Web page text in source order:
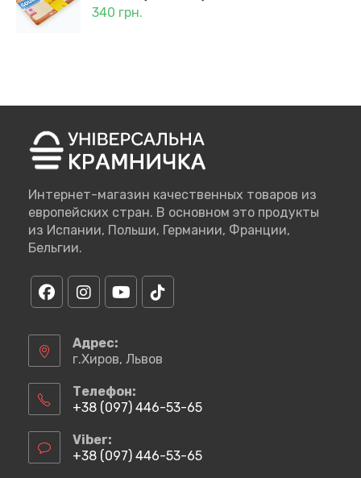
340 грн.
Интернет-магазин качественных товаров из
европейских стран. В основном это продукты
из Испании, Польши, Германии, Франции,
Бельгии.
новой
вкладке
новой
вкладке
новой
вкладкевкладке
Адрес:
г.Хиров, Львов
Телефон:
+38 (097) 446-53-65
в
вашем
Viber:
+38 (097) 446-53-65